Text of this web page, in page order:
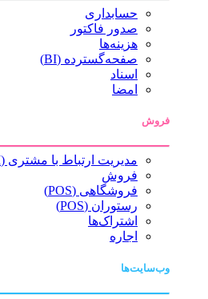
حسابداری
صدور فاکتور
هزینه‌ها
صفحه‌گسترده (BI)
اسناد
امضا
فروش
مدیریت ارتباط با مشتری (CRM)
فروش
فروشگاهی (POS)
رستوران (POS)
اشتراک‌ها
اجاره
وب‌سایت‌ها